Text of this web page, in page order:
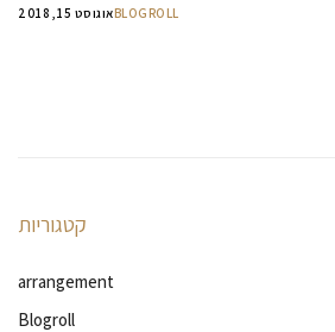
BLOGROLLאוגוסט 15, 2018
קטגוריות
arrangement
Blogroll